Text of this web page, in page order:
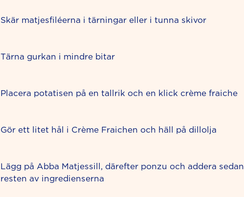
Skär matjesfiléerna i tärningar eller i tunna skivor
Tärna gurkan i mindre bitar
Placera potatisen på en tallrik och en klick crème fraiche
Gör ett litet hål i Crème Fraichen och häll på dillolja
Lägg på Abba Matjessill, därefter ponzu och addera sedan
resten av ingredienserna